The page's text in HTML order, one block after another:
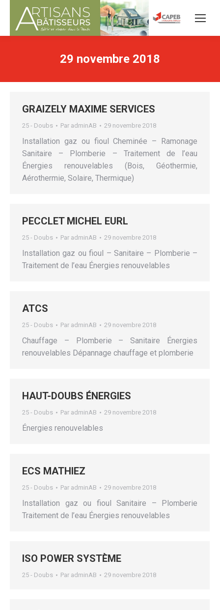
29 novembre 2018
GRAIZELY MAXIME SERVICES
25 - Doubs Par adminAB 29 novembre 2018
Installation gaz ou fioul Cheminée – Ramonage
Sanitaire – Plomberie – Traitement de l’eau
Énergies renouvelables (Bois, Géothermie,
Aérothermie, Solaire, Thermique)
PECCLET MICHEL EURL
25 - Doubs Par adminAB 29 novembre 2018
Installation gaz ou fioul – Sanitaire – Plomberie –
Traitement de l’eau Énergies renouvelables
ATCS
25 - Doubs Par adminAB 29 novembre 2018
Chauffage – Plomberie – Sanitaire Énergies
renouvelables Dépannage chauffage et plomberie
HAUT-DOUBS ÉNERGIES
25 - Doubs Par adminAB 29 novembre 2018
Énergies renouvelables
ECS MATHIEZ
25 - Doubs Par adminAB 29 novembre 2018
Installation gaz ou fioul Sanitaire – Plomberie
Traitement de l’eau Énergies renouvelables
ISO POWER SYSTÈME
25 - Doubs Par adminAB 29 novembre 2018